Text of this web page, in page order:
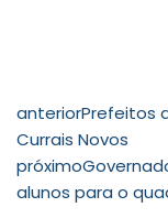
anteriorPrefeitos
Currais Novos
próximo
alunos para o